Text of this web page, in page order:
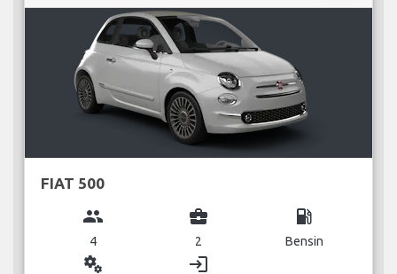
FIAT 500
group
4
business_center
2
local_gas_station
Bensin
miscellaneous_services login